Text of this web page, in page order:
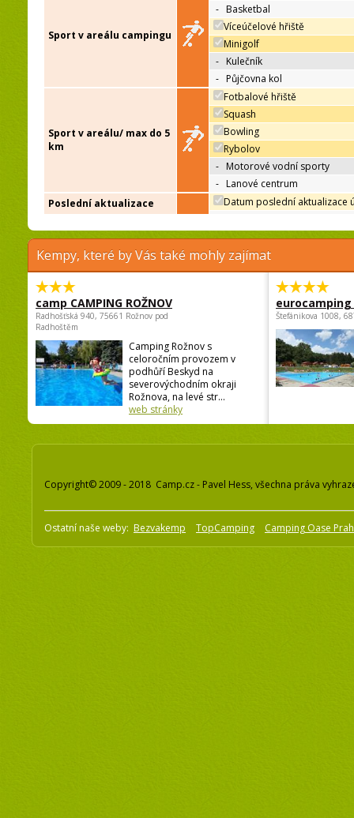
Sport v areálu campingu
- Basketbal
Víceúčelové hřiště
Minigolf
- Kulečník
- Půjčovna kol
Sport v areálu/ max do 5
km
Fotbalové hřiště
Squash
Bowling
Rybolov
- Motorové vodní sporty
- Lanové centrum
Poslední aktualizace
Datum poslední aktualizace
Kempy, které by Vás také mohly zajímat
camp CAMPING ROŽNOV
Radhošťská 940, 75661 Rožnov pod
Radhoštěm
Camping Rožnov s
celoročním provozem v
podhůří Beskyd na
severovýchodním okraji
Rožnova, na levé str...
web stránky
Štefánikova 1008,
Copyright© 2009 - 2018 Camp.cz - Pavel Hess, všechna práva
Ostatní naše weby: Bezvakemp TopCamping Camping Oase